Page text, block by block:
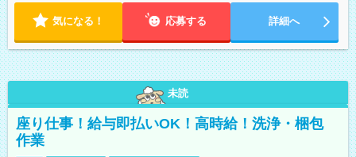
気になる！ 応募する 詳細へ
未読
座り仕事！給与即払いOK！高時給！洗浄・梱包
作業